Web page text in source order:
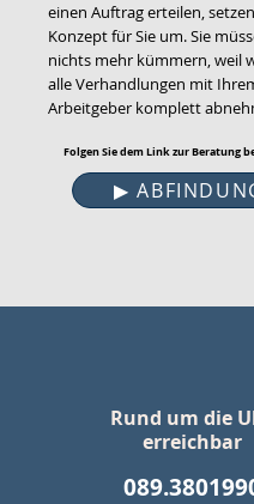
einen Auftrag erteilen,
Konzept für Sie um. Sie
nichts mehr kümmern, weil
alle Verhandlungen mit
Arbeitgeber komplett
Folgen Sie dem Link zur Beratung
▶︎
Rund um die
erreichbar